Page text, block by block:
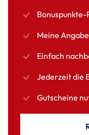
Meine
Einfach
Jederzeit die
Gutscheine